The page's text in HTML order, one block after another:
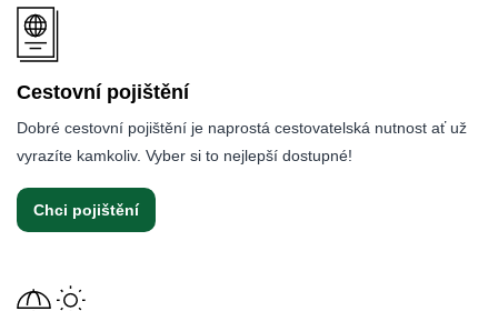
Cestovní pojištění
Dobré cestovní pojištění je naprostá cestovatelská nutnost ať už
vyrazíte kamkoliv. Vyber si to nejlepší dostupné!
Chci pojištění